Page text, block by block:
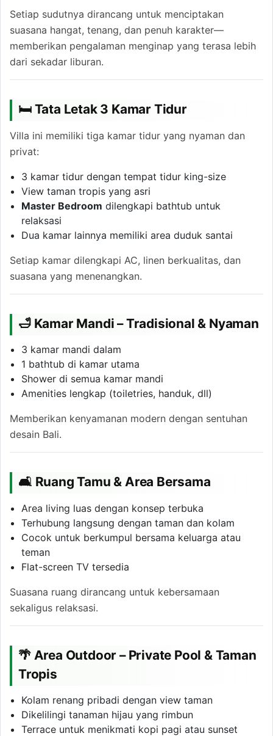
Setiap sudutnya dirancang untuk menciptakan
suasana hangat, tenang, dan penuh karakter—
memberikan pengalaman menginap yang terasa lebih
dari sekadar liburan.
🛏 Tata Letak 3 Kamar Tidur
Villa ini memiliki tiga kamar tidur yang nyaman dan
privat:
3 kamar tidur dengan tempat tidur king-size
View taman tropis yang asri
Master Bedroom dilengkapi bathtub untuk
relaksasi
Dua kamar lainnya memiliki area duduk santai
Setiap kamar dilengkapi AC, linen berkualitas, dan
suasana yang menenangkan.
🛁 Kamar Mandi – Tradisional & Nyaman
3 kamar mandi dalam
1 bathtub di kamar utama
Shower di semua kamar mandi
Amenities lengkap (toiletries, handuk, dll)
Memberikan kenyamanan modern dengan sentuhan
desain Bali.
🛋 Ruang Tamu & Area Bersama
Area living luas dengan konsep terbuka
Terhubung langsung dengan taman dan kolam
Cocok untuk berkumpul bersama keluarga atau
teman
Flat-screen TV tersedia
Suasana ruang dirancang untuk kebersamaan
sekaligus relaksasi.
🌴 Area Outdoor – Private Pool & Taman
Tropis
Kolam renang pribadi dengan view taman
Dikelilingi tanaman hijau yang rimbun
Terrace untuk menikmati kopi pagi atau sunset